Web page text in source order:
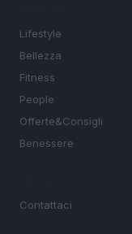
Lifestyle
Bellezza
Fitness
People
Offerte&Consigli
Benessere
Contattaci